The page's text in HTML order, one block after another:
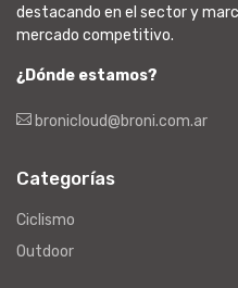
destacando en el sector y
mercado competitivo.
¿Dónde estamos?
bronicloud@broni.com.ar
Categorías
Ciclismo
Outdoor